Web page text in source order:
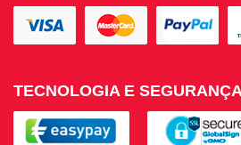
TECNOLOGIA E